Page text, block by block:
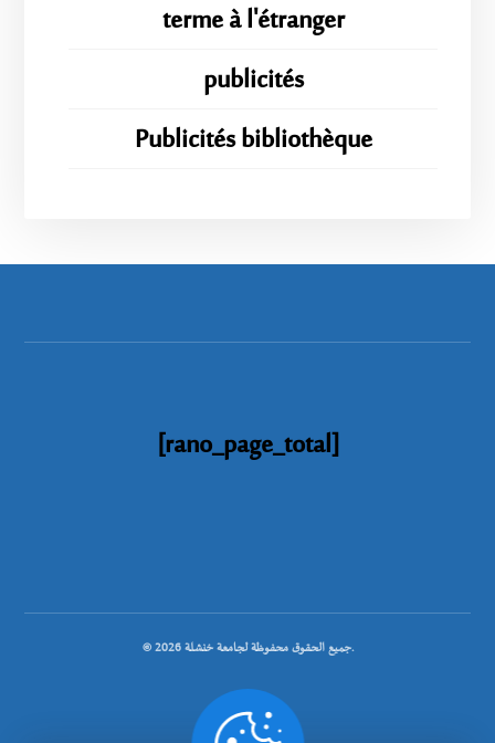
terme à l'étranger
publicités
Publicités bibliothèque
[rano_page_total]
© جميع الحقوق محفوظة لجامعة خنشلة 2026.
.